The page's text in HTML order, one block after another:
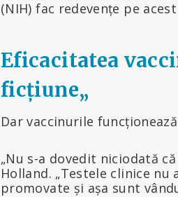
(NIH) fac redevențe pe
Eficacitatea
ficțiune„
Dar vaccinurile
„Nu s-a dovedit niciodată
Holland. „Testele clinice
promovate și așa sunt